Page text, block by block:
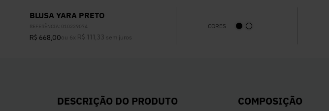
BLUSA YARA PRETO
REFERÊNCIA: 010229074
R$ 668,00ou 6x R$ 111 33 sem juros
CORES
DESCRIÇÃO DO PRODUTO COMPOSIÇÃO